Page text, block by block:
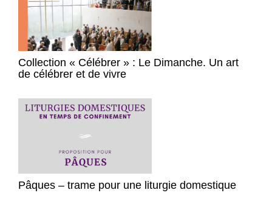
Collection « Célébrer » : Le Dimanche. Un art
de célébrer et de vivre
Pâques – trame pour une liturgie domestique